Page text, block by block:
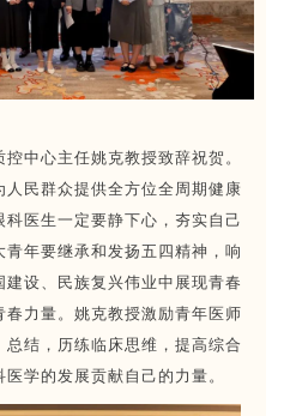
中心主任姚克教授致辞祝贺。
民群众提供全方位全周期健康
医生一定要静下心，夯实自己
年要继承和发扬五四精神，响
设、民族复兴伟业中展现青春
力量。姚克教授激励青年医师
结，历练临床思维，提高综合
学的发展贡献自己的力量。